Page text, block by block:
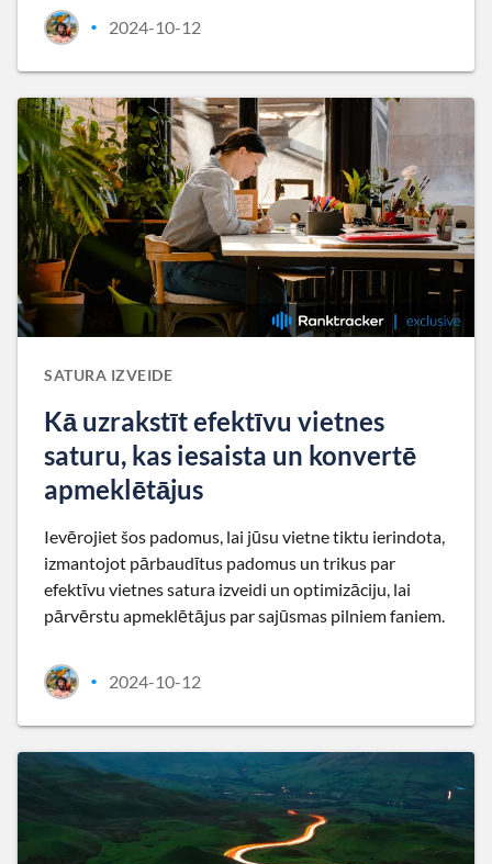
• 2024-10-12
SATURA IZVEIDE
Kā uzrakstīt efektīvu vietnes
saturu, kas iesaista un konvertē
apmeklētājus
Ievērojiet šos padomus, lai jūsu vietne tiktu ierindota,
izmantojot pārbaudītus padomus un trikus par
efektīvu vietnes satura izveidi un optimizāciju, lai
pārvērstu apmeklētājus par sajūsmas pilniem faniem.
• 2024-10-12